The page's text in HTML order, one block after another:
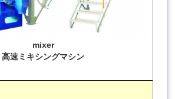
mixer
高速ミキシングマシン